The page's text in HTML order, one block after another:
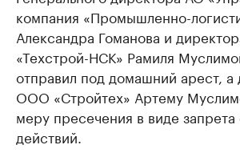
компания «Промышленно-
Александра Гоманова и
«Техстрой-НСК» Рамиля
отправил под домашний арест, а
ООО «Стройтех» Артему
меру пресечения в виде
действий.